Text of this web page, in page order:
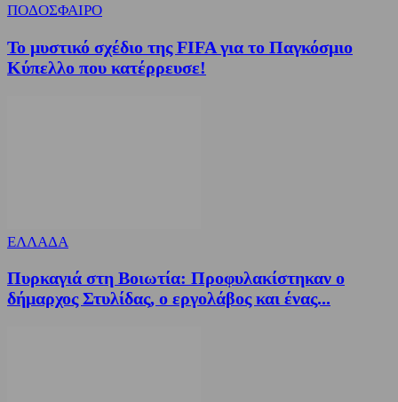
ΠΟΔΟΣΦΑΙΡΟ
Το μυστικό σχέδιο της FIFA για το Παγκόσμιο
Κύπελλο που κατέρρευσε!
ΕΛΛΑΔΑ
Πυρκαγιά στη Βοιωτία: Προφυλακίστηκαν ο
δήμαρχος Στυλίδας, ο εργολάβος και ένας...